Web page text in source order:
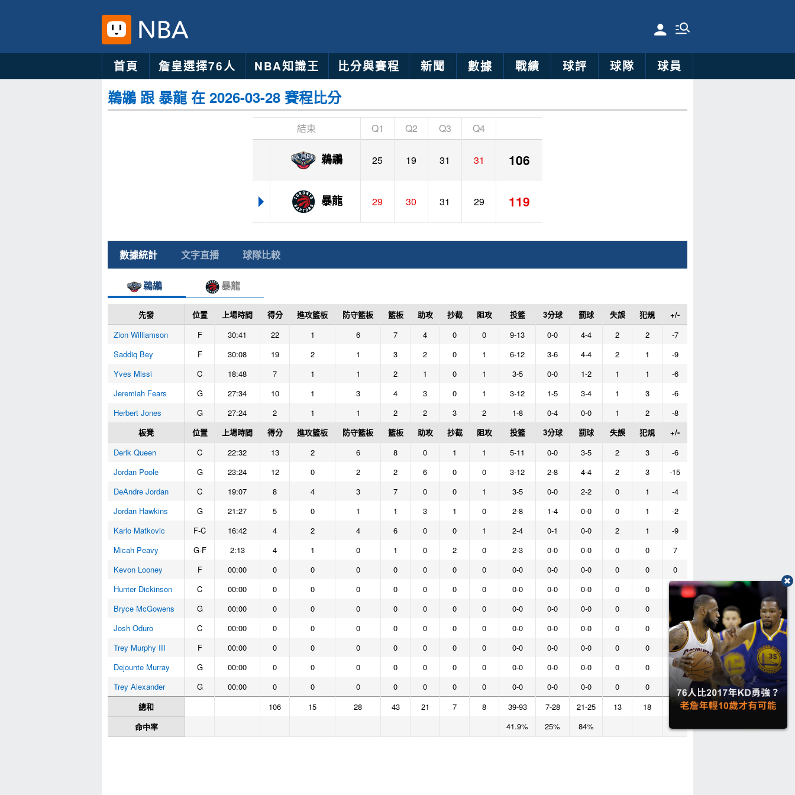
首頁 詹皇選擇76人 NBA知識王 比分與賽程 新聞 數據 戰績 球評 球隊 球員
鵜鶘 跟 暴龍 在 2026-03-28 賽程比分
結束 Q1 Q2 Q3 Q4
鵜鶘 25 19 31 31 106
暴龍 29 30 31 29 119
數據統計 文字直播 球隊比較
鵜鶘 暴龍
先發 位置 上場時間 得分 進攻籃板 防守籃板 籃板 助攻 抄截 阻攻 投籃 3分球 罰球 失誤 犯規
+/-
Zion Williamson
F 30:41 22 1 6 7 4 0 0 9-13 0-0 4-4 2 2
-7
Saddiq Bey
F 30:08 19 2 1 3 2 0 1 6-12 3-6 4-4 2 1
-9
Yves Missi
C 18:48 7 1 1 2 1 0 1 3-5 0-0 1-2 1 1
-6
Jeremiah Fears
G 27:34 10 1 3 4 3 0 1 3-12 1-5 3-4 1 3
-6
Herbert Jones
G 27:24 2 1 1 2 2 3 2 1-8 0-4 0-0 1 2
-8
板凳
位置 上場時間 得分 進攻籃板 防守籃板 籃板 助攻 抄截 阻攻 投籃 3分球 罰球 失誤 犯規
+/-
Derik Queen
C 22:32 13 2 6 8 0 1 1 5-11 0-0 3-5 2 3
-6
Jordan Poole
G 23:24 12 0 2 2 6 0 0 3-12 2-8 4-4 2 3
-15
DeAndre Jordan
C 19:07 8 4 3 7 0 0 1 3-5 0-0 2-2 0 1
-4
Jordan Hawkins
G 21:27 5 0 1 1 3 1 0 2-8 1-4 0-0 0 1
-2
Karlo Matkovic
F-C 16:42 4 2 4 6 0 0 1 2-4 0-1 0-0 2 1
-9
Micah Peavy
G-F 2:13 4 1 0 1 0 2 0 2-3 0-0 0-0 0 0
7
Kevon Looney
F 00:00 0 0 0 0 0 0 0 0-0 0-0 0-0 0 0
0
Hunter Dickinson
C 00:00 0 0 0 0 0 0 0 0-0 0-0 0-0 0 0
0
Bryce McGowens
G 00:00 0 0 0 0 0 0 0 0-0 0-0 0-0 0 0
Josh Oduro
C 00:00 0 0 0 0 0 0 0 0-0 0-0 0-0 0 0
0
Trey Murphy III
F 00:00 0 0 0 0 0 0 0 0-0 0-0 0-0 0 0
0
Dejounte Murray
G 00:00 0 0 0 0 0 0 0 0-0 0-0 0-0 0 0
0
Trey Alexander
G 00:00 0 0 0 0 0 0 0 0-0 0-0 0-0 0 0
0
總和
106 15 28 43 21 7 8 39-93 7-28 21-25 13
18
命中率
41.9% 25% 84%